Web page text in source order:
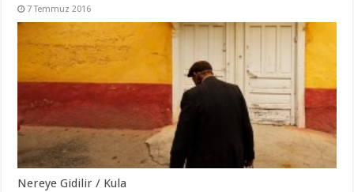
7 Temmuz 2016
Nereye Gidilir / Kula